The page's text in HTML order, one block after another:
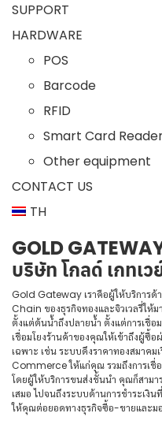
SUPPORT
HARDWARE
POS
Barcode
RFID
Smart Card
Other equipment
CONTACT US
TH
GOLD
บริษัท โกลด์ เกทเว
Gold Gateway เราคือผู้ให้บริการด้
Chain ของธุรกิจทองและจิวเวลรี่ให้
ตั้งแต่ต้นน้ำถึงปลายน้ำ ตั้งแต่การเชื่อ
เชื่อมโยงร้านค้าของคุณให้เข้าถึงผู้
เฉพาะ เช่น ระบบดึงราคาทองสมาค
Commerce ให้แก่คุณ รวมถึงการเชื่
โดยผู้ให้บริการขนส่งชั้นนำ คุณก็สามา
เสมอ ไปจนถึงระบบด้านการชำระเงิ
ให้คุณต่อยอดทางธุรกิจซื้อ-ขายและม